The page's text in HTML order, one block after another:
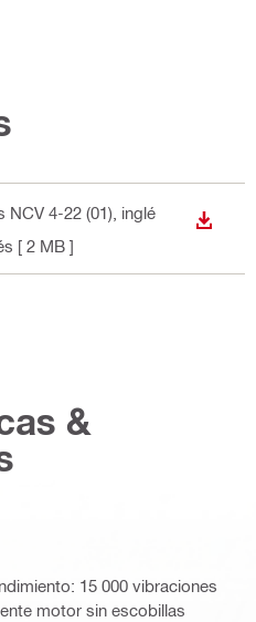
NCV 4-22 (01) , inglé
[ 2 MB ]
&
15 000 vibraciones
motor sin escobillas